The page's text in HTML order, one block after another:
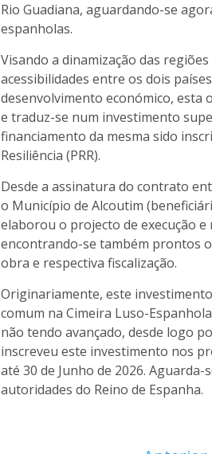
Rio Guadiana, aguardando-se
espanholas.
Visando a dinamização das
acessibilidades entre os dois
desenvolvimento económico, esta
e traduz-se num investimento
financiamento da mesma sido
Resiliência (PRR).
Desde a assinatura do contrato
o Município de Alcoutim
elaborou o projecto de execução
encontrando-se também prontos
obra e respectiva fiscalização.
Originariamente, este
comum na Cimeira Luso-
não tendo avançado, desde logo
inscreveu este investimento nos
até 30 de Junho de 2026.
autoridades do Reino de Espanha.